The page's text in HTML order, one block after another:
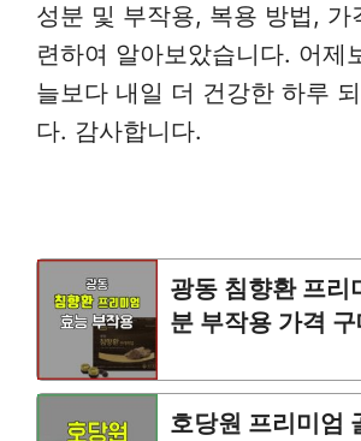
성분 및 부작용, 복용 방법, 가
련하여 알아보았습니다. 어제
늘보다 내일 더 건강한 하루
다. 감사합니다.
광동 침향환 프리
분 부작용 가격
호당원 프리미엄